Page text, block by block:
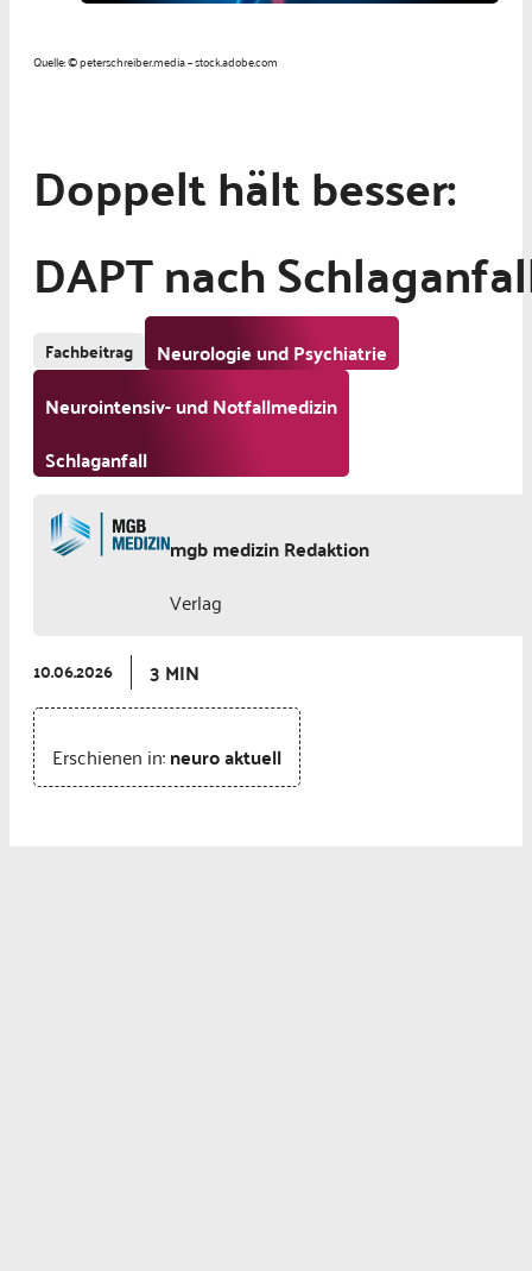
Quelle: © peterschreiber.media – stock.adobe.com
Doppelt hält besser:
DAPT nach
Fachbeitrag
Neurologie und Psychiatrie
Neurointensiv- und Notfallmedizin
Schlaganfall
mgb medizin Redaktion
Verlag
10.06.2026 3 MIN
Erschienen in:neuro aktuell